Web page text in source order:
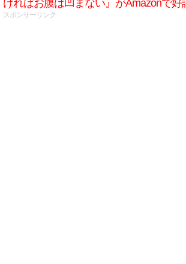
ければお腹は凹まない』がAmazonで好
スポンサーリンク